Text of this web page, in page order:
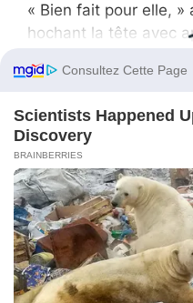
« Bien fait pour elle, »
hochant la tête avec
William s’approcha de
Emily, je veux que tu
tenue pour
restera pas impuni. »
« Merci, » répondis-
soutien. « J’apprécie. »
Alors que les invités